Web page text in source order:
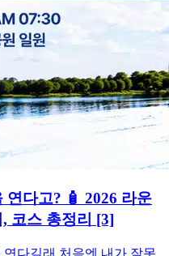
연다고? 🧴 2026 라운
코스 총정리 [3]
다길래 처음엔 내가 잘못